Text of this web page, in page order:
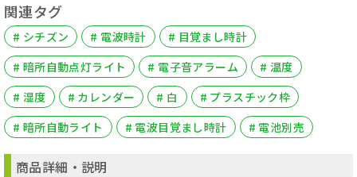
関連タグ
# シチズン # 電波時計
# 目覚まし時計
# 暗所自動点灯ライト
# 電子音アラーム
# 温度
# 湿度
# カレンダー # 白
# プラスチック枠
# 暗所自動ライト
# 電波目覚まし時計 # 電池別売
商品詳細・説明